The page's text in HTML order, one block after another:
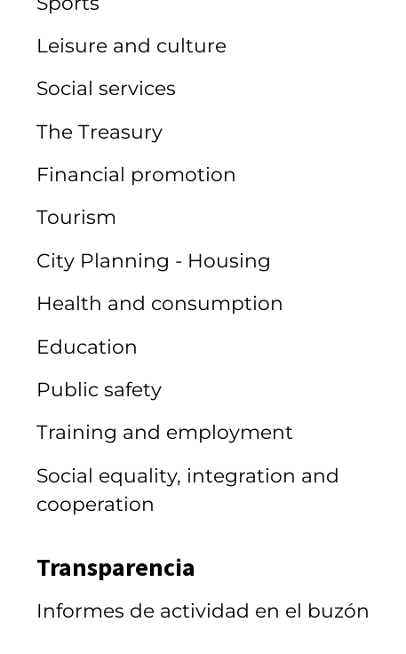
Leisure and culture
Social services
The Treasury
Financial promotion
Tourism
City Planning - Housing
Health and consumption
Education
Public safety
Training and employment
Social equality, integration and
cooperation
Transparencia
Informes de actividad en el buzón